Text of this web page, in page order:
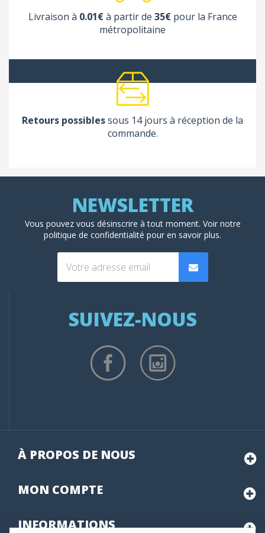
Livraison à 0.01€à partir de 35€pour la France
métropolitaine
Retours possiblessous 14 jours à réception de la
commande.
Vous pouvez vous désinscrire à tout moment. Voir notre
politique de confidentialité pour en savoir plus.
SUIVEZ-NOUS
À PROPOS DE NOUS
MON COMPTE
INFORMATIONS